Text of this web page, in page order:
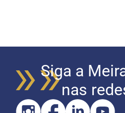
Siga a
nas